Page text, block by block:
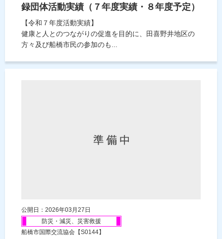
録団体活動実績（７年度実績・８年度予定）
【令和７年度活動実績】
健康と人とのつながりの促進を目的に、田喜野井地区の
方々及び船橋市民の参加のも...
公開日：2026年03月27日
防災・減災、災害救援
船橋市国際交流協会【S0144】